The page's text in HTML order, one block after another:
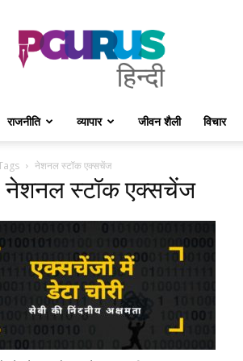
PGurus
Hindi
राजनीति व्यापार जीवन शैली विचार
नेशनल स्टॉक एक्सचेंज
नेशनल स्टॉक एक्सचेंज